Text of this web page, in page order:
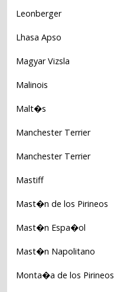
Leonberger
Lhasa Apso
Magyar Vizsla
Malinois
Malt�s
Manchester Terrier
Manchester Terrier
Mastiff
Mast�n de los Pirineos
Mast�n Espa�ol
Mast�n Napolitano
Monta�a de los Pirineos